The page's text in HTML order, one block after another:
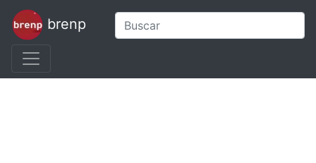
brenp